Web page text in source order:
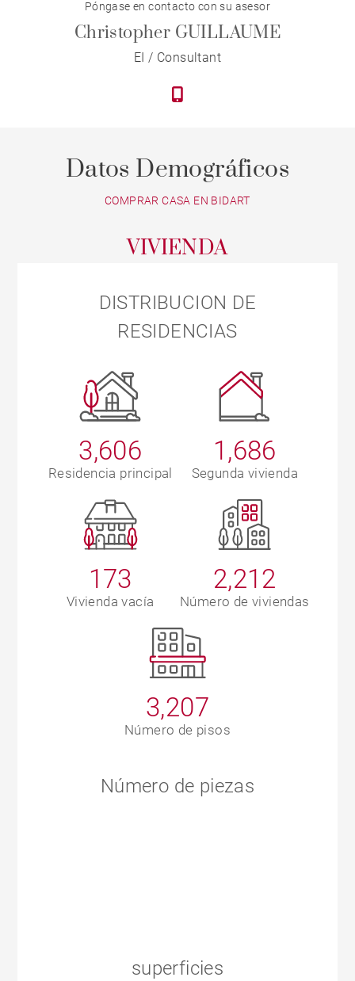
Póngase en contacto con su asesor
Christopher GUILLAUME
EI / Consultant
Datos Demográficos
COMPRAR CASA EN BIDART
VIVIENDA
DISTRIBUCION DE
RESIDENCIAS
3,606
Residencia principal
1,686
Segunda vivienda
173
Vivienda vacía
2,212
Número de viviendas
3,207
Número de pisos
Número de piezas
superficies